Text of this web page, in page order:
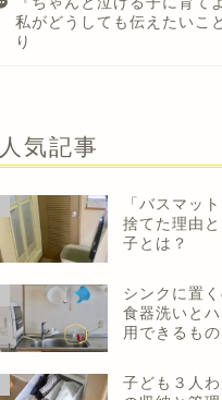
私がどうしても伝えたいこ
り
人気記事
「バスマッ
捨てた理由
子とは？
シンクに置
食器洗いと
用できるもの
子ども３人